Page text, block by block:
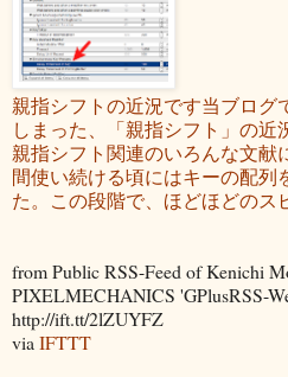
親指シフトの近況です当ブログ
しまった、「親指シフト」の近
親指シフト関連のいろんな文献
間使い続ける頃にはキーの配列
た。この段階で、ほどほどのス
from Public RSS-Feed of Kenichi
PIXELMECHANICS 'GPlusRSS-
http://ift.tt/2lZUYFZ
viaIFTTT